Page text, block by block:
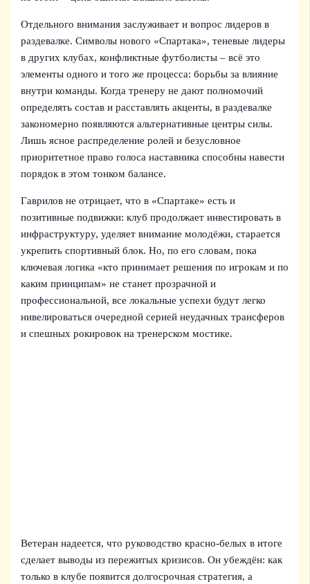
Отдельного внимания заслуживает и вопрос лидеров в
раздевалке. Символы нового «Спартака», теневые лидеры
в других клубах, конфликтные футболисты – всё это
элементы одного и того же процесса: борьбы за влияние
внутри команды. Когда тренеру не дают полномочий
определять состав и расставлять акценты, в раздевалке
закономерно появляются альтернативные центры силы.
Лишь ясное распределение ролей и безусловное
приоритетное право голоса наставника способны навести
порядок в этом тонком балансе.
Гаврилов не отрицает, что в «Спартаке» есть и
позитивные подвижки: клуб продолжает инвестировать в
инфраструктуру, уделяет внимание молодёжи, старается
укрепить спортивный блок. Но, по его словам, пока
ключевая логика «кто принимает решения по игрокам и по
каким принципам» не станет прозрачной и
профессиональной, все локальные успехи будут легко
нивелироваться очередной серией неудачных трансферов
и спешных рокировок на тренерском мостике.
Ветеран надеется, что руководство красно-белых в итоге
сделает выводы из пережитых кризисов. Он убеждён: как
только в клубе появится долгосрочная стратегия, а